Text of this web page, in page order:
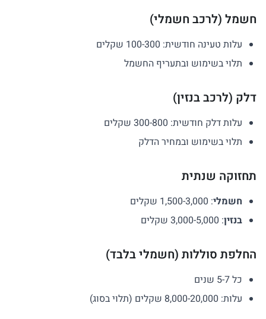
חשמל (לרכב חשמלי)
עלות טעינה חודשית: 100-300 שקלים
תלוי בשימוש ובתעריף החשמל
דלק (לרכב בנזין)
עלות דלק חודשית: 300-800 שקלים
תלוי בשימוש ובמחיר הדלק
תחזוקה שנתית
חשמלי: 1,500-3,000 שקלים
בנזין: 3,000-5,000 שקלים
החלפת סוללות (חשמלי בלבד)
כל 5-7 שנים
עלות: 8,000-20,000 שקלים (תלוי בסוג)